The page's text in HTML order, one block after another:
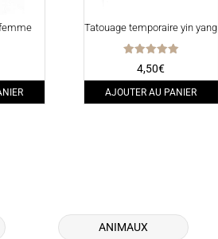
Tatouage temporaire yin yang
Note
5.00
sur 5
4,50€
AJOUTER AU PANIER
ANIMAUX